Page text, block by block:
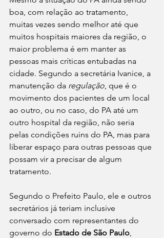
boa, com relação ao tratamento,
muitas vezes sendo melhor até que
muitos hospitais maiores da região, o
maior problema é em manter as
pessoas mais críticas entubadas na
cidade. Segundo a secretária Ivanice, a
manutenção da regulação , que é o
movimento dos pacientes de um local
ao outro, ou no caso, do PA até um
outro hospital da região, não seria
pelas condições ruins do PA, mas para
liberar espaço para outras pessoas que
possam vir a precisar de algum
tratamento.
Segundo o Prefeito Paulo, ele e outros
secretários já teriam inclusive
conversado com representantes do
governo do Estado de São Paulo